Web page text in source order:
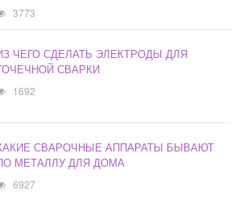
3773
ЧЕГО СДЕЛАТЬ ЭЛЕКТРОДЫ ДЛЯ
СВАРКИ
1692
СВАРОЧНЫЕ АППАРАТЫ БЫВАЮТ
МЕТАЛЛУ ДЛЯ ДОМА
6927